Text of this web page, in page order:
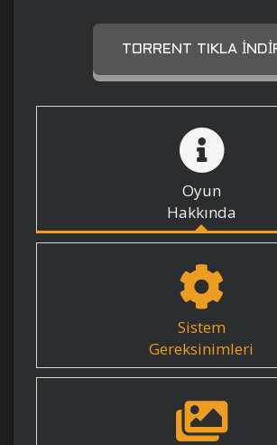
TORRENT TIKLA
Oyun
Hakkında
Sistem
Gereksinimleri